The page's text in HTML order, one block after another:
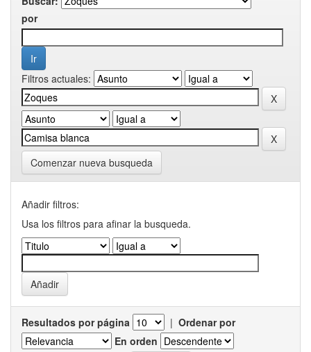
por
Filtros actuales:
Comenzar nueva busqueda
Añadir filtros:
Usa los filtros para afinar la busqueda.
Resultados por página | Ordenar por
En orden